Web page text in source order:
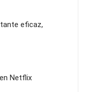
eficaz,
Netflix